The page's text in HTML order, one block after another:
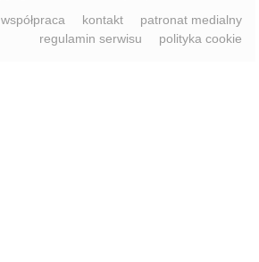
współpraca kontakt
patronat medialny
regulamin serwisu
polityka cookie